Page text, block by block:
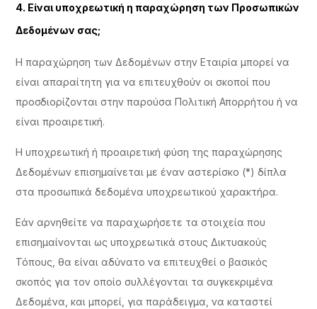
4. Είναι υποχρεωτική η παραχώρηση των Προσωπικών
Δεδομένων σας;
Η παραχώρηση των Δεδομένων στην Εταιρία μπορεί να
είναι απαραίτητη για να επιτευχθούν οι σκοποί που
προσδιορίζονται στην παρούσα Πολιτική Απορρήτου ή να
είναι προαιρετική.
Η υποχρεωτική ή προαιρετική φύση της παραχώρησης
Δεδομένων επισημαίνεται με έναν αστερίσκο (*) δίπλα
στα προσωπικά δεδομένα υποχρεωτικού χαρακτήρα.
Εάν αρνηθείτε να παραχωρήσετε τα στοιχεία που
επισημαίνονται ως υποχρεωτικά στους Δικτυακούς
Τόπους, θα είναι αδύνατο να επιτευχθεί ο βασικός
σκοπός για τον οποίο συλλέγονται τα συγκεκριμένα
Δεδομένα, και μπορεί, για παράδειγμα, να καταστεί